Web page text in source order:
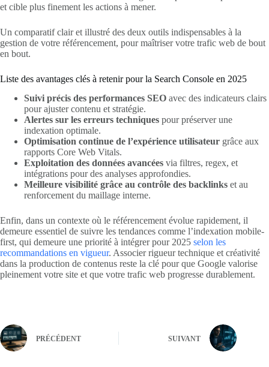
et cible plus finement les actions à mener.
Un comparatif clair et illustré des deux outils indispensables à la
gestion de votre référencement, pour maîtriser votre trafic web de bout
en bout.
Liste des avantages clés à retenir pour la Search Console en 2025
Suivi précis des performances SEO avec des indicateurs clairs
pour ajuster contenu et stratégie.
Alertes sur les erreurs techniques pour préserver une
indexation optimale.
Optimisation continue de l’expérience utilisateur grâce aux
rapports Core Web Vitals.
Exploitation des données avancées via filtres, regex, et
intégrations pour des analyses approfondies.
Meilleure visibilité grâce au contrôle des backlinks et au
renforcement du maillage interne.
Enfin, dans un contexte où le référencement évolue rapidement, il
demeure essentiel de suivre les tendances comme l’indexation mobile-
first, qui demeure une priorité à intégrer pour 2025 selon les
recommandations en vigueur. Associer rigueur technique et créativité
dans la production de contenus reste la clé pour que Google valorise
pleinement votre site et que votre trafic web progresse durablement.
PRÉCÉDENT SUIVANT